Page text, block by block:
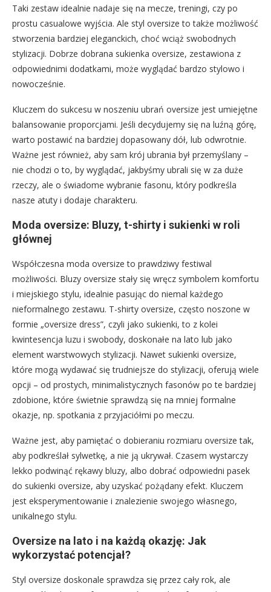
Taki zestaw idealnie nadaje się na mecze, treningi, czy po
prostu casualowe wyjścia. Ale styl oversize to także możliwość
stworzenia bardziej eleganckich, choć wciąż swobodnych
stylizacji. Dobrze dobrana sukienka oversize, zestawiona z
odpowiednimi dodatkami, może wyglądać bardzo stylowo i
nowocześnie.
Kluczem do sukcesu w noszeniu ubrań oversize jest umiejętne
balansowanie proporcjami. Jeśli decydujemy się na luźną górę,
warto postawić na bardziej dopasowany dół, lub odwrotnie.
Ważne jest również, aby sam krój ubrania był przemyślany –
nie chodzi o to, by wyglądać, jakbyśmy ubrali się w za duże
rzeczy, ale o świadome wybranie fasonu, który podkreśla
nasze atuty i dodaje charakteru.
Moda oversize: Bluzy, t-shirty i sukienki w roli
głównej
Współczesna moda oversize to prawdziwy festiwal
możliwości. Bluzy oversize stały się wręcz symbolem komfortu
i miejskiego stylu, idealnie pasując do niemal każdego
nieformalnego zestawu. T-shirty oversize, często noszone w
formie „oversize dress”, czyli jako sukienki, to z kolei
kwintesencja luzu i swobody, doskonałe na lato lub jako
element warstwowych stylizacji. Nawet sukienki oversize,
które mogą wydawać się trudniejsze do stylizacji, oferują wiele
opcji – od prostych, minimalistycznych fasonów po te bardziej
zdobione, które świetnie sprawdzą się na mniej formalne
okazje, np. spotkania z przyjaciółmi po meczu.
Ważne jest, aby pamiętać o dobieraniu rozmiaru oversize tak,
aby podkreślał sylwetkę, a nie ją ukrywał. Czasem wystarczy
lekko podwinąć rękawy bluzy, albo dobrać odpowiedni pasek
do sukienki oversize, aby uzyskać pożądany efekt. Kluczem
jest eksperymentowanie i znalezienie swojego własnego,
unikalnego stylu.
Oversize na lato i na każdą okazję: Jak
wykorzystać potencjał?
Styl oversize doskonale sprawdza się przez cały rok, ale